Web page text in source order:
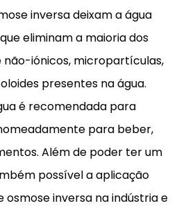
inversa deixam a água
eliminam a maioria dos
não-iónicos, micropartículas,
presentes na água.
é recomendada para
para beber,
Além de poder ter um
possível a aplicação
osmose inversa na indústria e